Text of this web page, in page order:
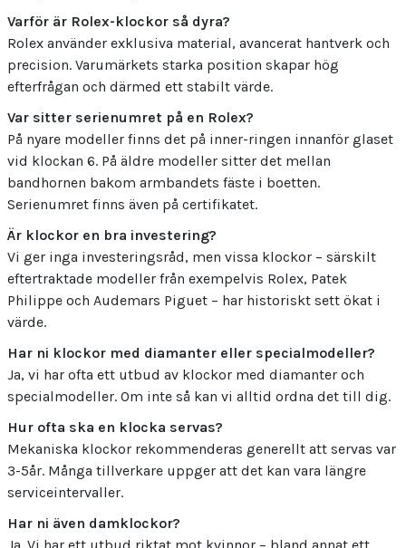
Varför är Rolex-klockor så dyra?
Rolex använder exklusiva material, avancerat hantverk och
precision. Varumärkets starka position skapar hög
efterfrågan och därmed ett stabilt värde.
Var sitter serienumret på en Rolex?
På nyare modeller finns det på inner-ringen innanför glaset
vid klockan 6. På äldre modeller sitter det mellan
bandhornen bakom armbandets fäste i boetten.
Serienumret finns även på certifikatet.
Är klockor en bra investering?
Vi ger inga investeringsråd, men vissa klockor – särskilt
eftertraktade modeller från exempelvis Rolex, Patek
Philippe och Audemars Piguet – har historiskt sett ökat i
värde.
Har ni klockor med diamanter eller specialmodeller?
Ja, vi har ofta ett utbud av klockor med diamanter och
specialmodeller. Om inte så kan vi alltid ordna det till dig.
Hur ofta ska en klocka servas?
Mekaniska klockor rekommenderas generellt att servas var
3-5år. Många tillverkare uppger att det kan vara längre
serviceintervaller.
Har ni även damklockor?